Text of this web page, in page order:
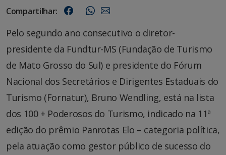
Compartilhar:
Pelo segundo ano consecutivo o diretor-
presidente da Fundtur-MS (Fundação de Turismo
de Mato Grosso do Sul) e presidente do Fórum
Nacional dos Secretários e Dirigentes Estaduais do
Turismo (Fornatur), Bruno Wendling, está na lista
dos 100 + Poderosos do Turismo, indicado na 11ª
edição do prêmio Panrotas Elo – categoria política,
pela atuação como gestor público de sucesso do